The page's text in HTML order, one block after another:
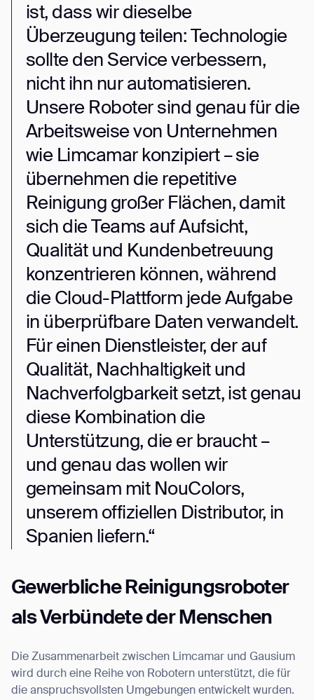
ist, dass wir dieselbe
Überzeugung teilen: Technologie
sollte den Service verbessern,
nicht ihn nur automatisieren.
Unsere Roboter sind genau für die
Arbeitsweise von Unternehmen
wie Limcamar konzipiert – sie
übernehmen die repetitive
Reinigung großer Flächen, damit
sich die Teams auf Aufsicht,
Qualität und Kundenbetreuung
konzentrieren können, während
die Cloud-Plattform jede Aufgabe
in überprüfbare Daten verwandelt.
Für einen Dienstleister, der auf
Qualität, Nachhaltigkeit und
Nachverfolgbarkeit setzt, ist genau
diese Kombination die
Unterstützung, die er braucht –
und genau das wollen wir
gemeinsam mit NouColors,
unserem offiziellen Distributor, in
Spanien liefern.“
Gewerbliche Reinigungsroboter
als Verbündete der Menschen
Die Zusammenarbeit zwischen Limcamar und Gausium
wird durch eine Reihe von Robotern unterstützt, die für
die anspruchsvollsten Umgebungen entwickelt wurden.
Thank you for filling out the
form